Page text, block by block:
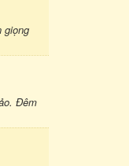
giọng
Đêm